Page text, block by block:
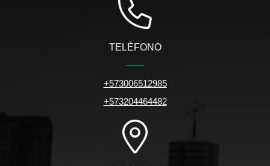
TELÉFONO
+573006512985
+573204464482